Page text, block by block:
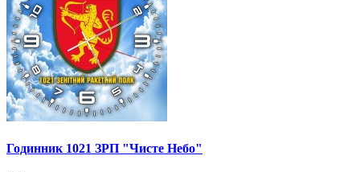
Годинник 1021 ЗРП "Чисте Небо"